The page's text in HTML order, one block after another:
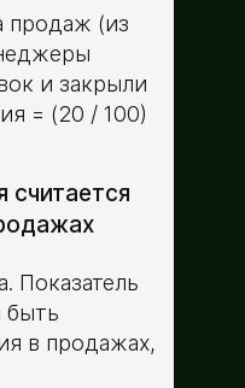
продаж (из
и закрыли
= (20 / 100)
считается
Показатель
быть
в продажах,